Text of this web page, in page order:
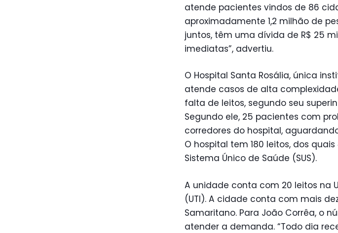
atende pacientes vindos de 86
aproximadamente 1,2 milhão de
juntos, têm uma dívida de R$ 25
imediatas”, advertiu.
O Hospital Santa Rosália, única
atende casos de alta
falta de leitos, segundo seu
Segundo ele, 25 pacientes com
corredores do hospital,
O hospital tem 180 leitos, dos
Sistema Único de Saúde (SUS).
A unidade conta com 20 leitos na
(UTI). A cidade conta com mais
Samaritano. Para João Corrêa, o
atender a demanda. “Todo dia